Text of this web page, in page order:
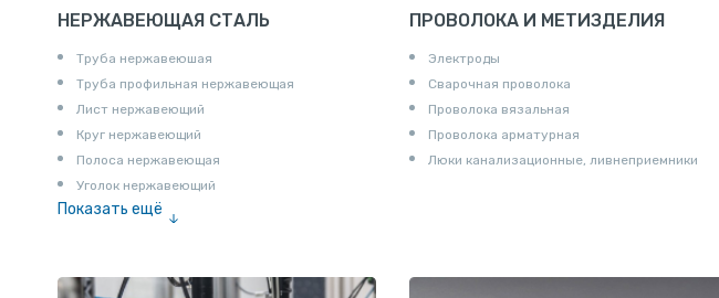
НЕРЖАВЕЮЩАЯ СТАЛЬ
Труба нержавеюшая
Труба профильная нержавеющая
Лист нержавеющий
Круг нержавеющий
Полоса нержавеющая
Уголок нержавеющий
Показать ещё
ПРОВОЛОКА И МЕТИЗДЕЛИЯ
Электроды
Сварочная проволока
Проволока вязальная
Проволока арматурная
Люки канализационные, ливнеприемники